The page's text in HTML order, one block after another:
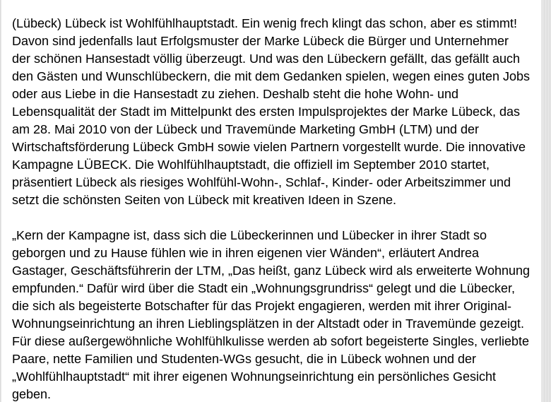
(Lübeck) Lübeck ist Wohlfühlhauptstadt. Ein wenig frech klingt das schon, aber es stimmt!
Davon sind jedenfalls laut Erfolgsmuster der Marke Lübeck die Bürger und Unternehmer
der schönen Hansestadt völlig überzeugt. Und was den Lübeckern gefällt, das gefällt auch
den Gästen und Wunschlübeckern, die mit dem Gedanken spielen, wegen eines guten Jobs
oder aus Liebe in die Hansestadt zu ziehen. Deshalb steht die hohe Wohn- und
Lebensqualität der Stadt im Mittelpunkt des ersten Impulsprojektes der Marke Lübeck, das
am 28. Mai 2010 von der Lübeck und Travemünde Marketing GmbH (LTM) und der
Wirtschaftsförderung Lübeck GmbH sowie vielen Partnern vorgestellt wurde. Die innovative
Kampagne LÜBECK. Die Wohlfühlhauptstadt, die offiziell im September 2010 startet,
präsentiert Lübeck als riesiges Wohlfühl-Wohn-, Schlaf-, Kinder- oder Arbeitszimmer und
setzt die schönsten Seiten von Lübeck mit kreativen Ideen in Szene.
„Kern der Kampagne ist, dass sich die Lübeckerinnen und Lübecker in ihrer Stadt so
geborgen und zu Hause fühlen wie in ihren eigenen vier Wänden“, erläutert Andrea
Gastager, Geschäftsführerin der LTM, „Das heißt, ganz Lübeck wird als erweiterte Wohnung
empfunden.“ Dafür wird über die Stadt ein „Wohnungsgrundriss“ gelegt und die Lübecker,
die sich als begeisterte Botschafter für das Projekt engagieren, werden mit ihrer Original-
Wohnungseinrichtung an ihren Lieblingsplätzen in der Altstadt oder in Travemünde gezeigt.
Für diese außergewöhnliche Wohlfühlkulisse werden ab sofort begeisterte Singles, verliebte
Paare, nette Familien und Studenten-WGs gesucht, die in Lübeck wohnen und der
„Wohlfühlhauptstadt“ mit ihrer eigenen Wohnungseinrichtung ein persönliches Gesicht
geben.